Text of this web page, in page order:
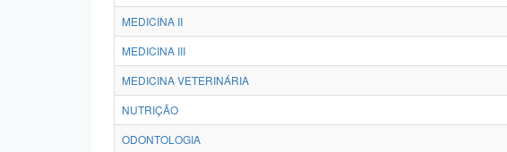
MEDICINA II
MEDICINA III
MEDICINA VETERINÁRIA
NUTRIÇÃO
ODONTOLOGIA